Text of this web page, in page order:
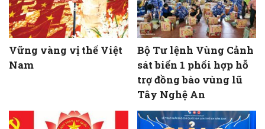
Vững vàng vị thế Việt
Nam
Bộ Tư lệnh Vùng Cảnh
sát biển 1 phối hợp hỗ
trợ đồng bào vùng lũ
Tây Nghệ An